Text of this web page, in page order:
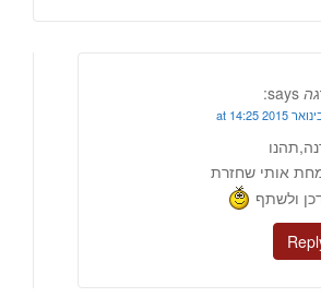
says:
אותי שחזרת
ולשתף